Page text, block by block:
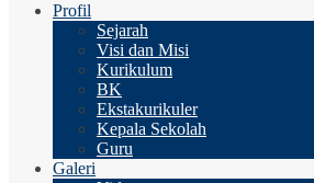
Profil
Sejarah
Visi dan Misi
Kurikulum
BK
Ekstakurikuler
Kepala Sekolah
Guru
Galeri